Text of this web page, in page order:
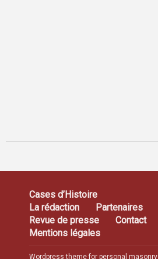
Cases d’Histoire
La rédaction
Partenaires
Revue de presse
Contact
Mentions légales
Wordpress theme for personal masonry